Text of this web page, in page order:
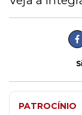
PATROCÍNIO